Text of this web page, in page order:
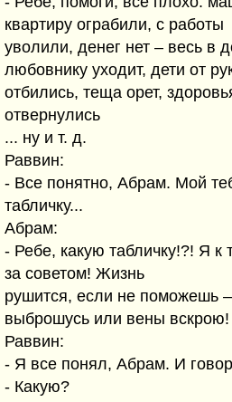
квартиру ограбили, с работы
уволили, денег нет – весь в
любовнику уходит, дети от
отбились, теща орет,
отвернулись
... ну и т. д.
Раввин:
- Все понятно, Абрам. Мой
табличку...
Абрам:
- Ребе, какую табличку!?! Я к
за советом! Жизнь
рушится, если не поможешь
выброшусь или вены вскрою!
Раввин:
- Я все понял, Абрам. И
- Какую?